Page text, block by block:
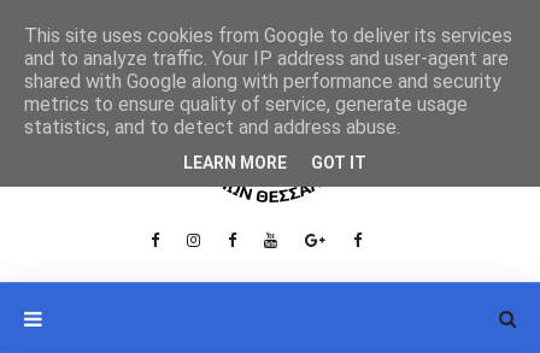
This site uses cookies from Google to deliver its services
and to analyze traffic. Your IP address and user-agent are
shared with Google along with performance and security
metrics to ensure quality of service, generate usage
statistics, and to detect and address abuse.
LEARN MORE GOT IT